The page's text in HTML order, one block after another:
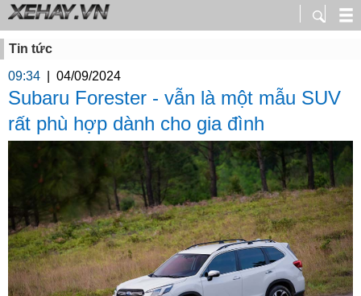
Tin tức
09:34
04/09/2024
Subaru Forester - vẫn là một mẫu SUV
rất phù hợp dành cho gia đình